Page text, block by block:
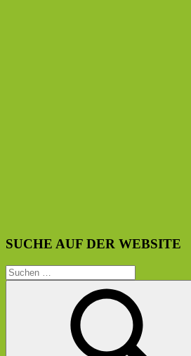
SUCHE AUF DER WEBSITE
Suchen
nach: